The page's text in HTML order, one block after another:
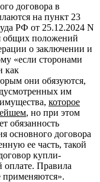
договора в
на пункт 23
РФ от 25.12.2024 N
общих положений
о заключении и
«если сторонами
как
они обязуются,
им
которое
, но при этом
обязанность
основного договора
ее часть, такой
купли-
оплате. Правила
применяются».